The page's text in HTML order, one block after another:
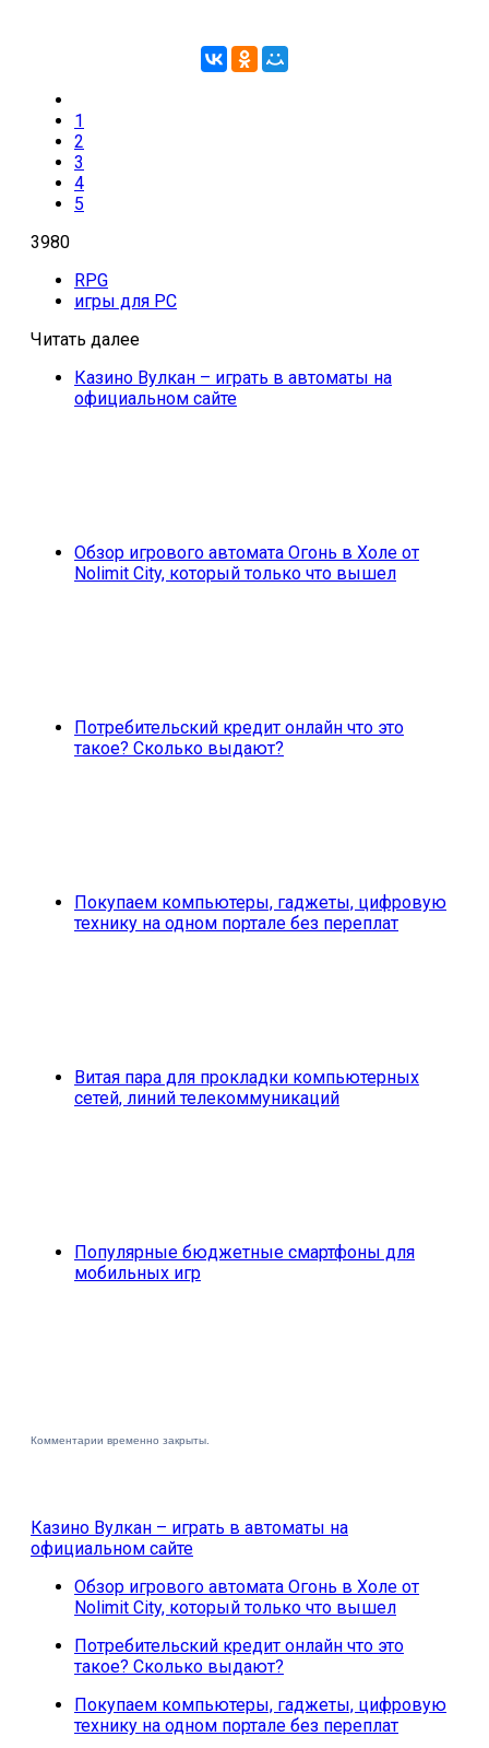
1
2
3
4
5
3980
RPG
игры для PC
Читать далее
Казино Вулкан – играть в автоматы на
официальном сайте
Обзор игрового автомата Огонь в Холе от
Nolimit City, который только что вышел
Потребительский кредит онлайн что это
такое? Сколько выдают?
Покупаем компьютеры, гаджеты, цифровую
технику на одном портале без переплат
Витая пара для прокладки компьютерных
сетей, линий телекоммуникаций
Популярные бюджетные смартфоны для
мобильных игр
Комментарии временно закрыты.
Казино Вулкан – играть в автоматы на
официальном сайте
Обзор игрового автомата Огонь в Холе от
Nolimit City, который только что вышел
Потребительский кредит онлайн что это
такое? Сколько выдают?
Покупаем компьютеры, гаджеты, цифровую
технику на одном портале без переплат